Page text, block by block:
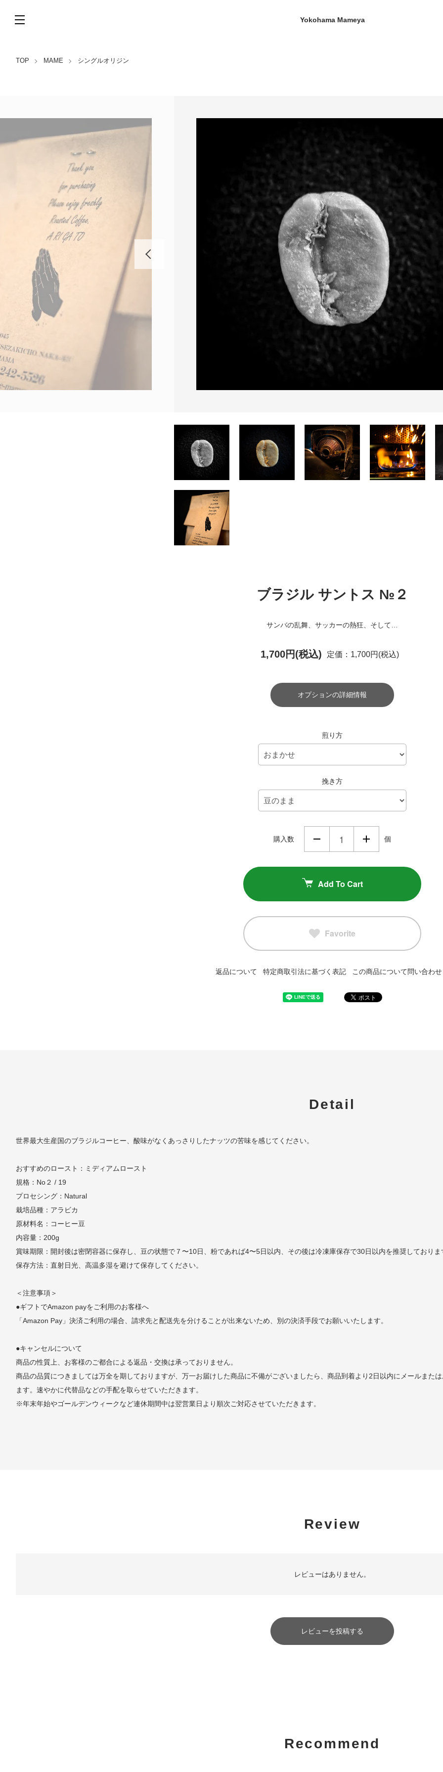
Yokohama Mameya
TOP MAME シングルオリジン
ブラジル サントス №２
サンバの乱舞、サッカーの熱狂、そして…
1,700円(税込) 定価：1,700円(税込)
オプションの詳細情報
煎り方
挽き方
購入数 個
Add To Cart
Favorite
返品について 特定商取引法に基づく表記 この商品について問い合わ
Detail
世界最大生産国のブラジルコーヒー、酸味がなくあっさりしたナッツの苦味を感じてください。
おすすめのロースト：ミディアムロースト
規格：No２ / 19
プロセシング：Natural
栽培品種：アラビカ
原材料名：コーヒー豆
内容量：200g
賞味期限：開封後は密閉容器に保存し、豆の状態で７〜10日、粉であれば4〜5日以内、その後は冷凍庫保存で30日以内を推奨しておりま
保存方法：直射日光、高温多湿を避けて保存してください。
＜注意事項＞
●ギフトでAmazon payをご利用のお客様へ
「Amazon Pay」決済ご利用の場合、請求先と配送先を分けることが出来ないため、別の決済手段でお願いいたします。
●キャンセルについて
商品の性質上、お客様のご都合による返品・交換は承っておりません。
商品の品質につきましては万全を期しておりますが、万一お届けした商品に不備がございましたら、商品到着より2日以内にメールまた
ます。速やかに代替品などの手配を取らせていただきます。
※年末年始やゴールデンウィークなど連休期間中は翌営業日より順次ご対応させていただきます。
Review
レビューはありません。
レビューを投稿する
Recommend